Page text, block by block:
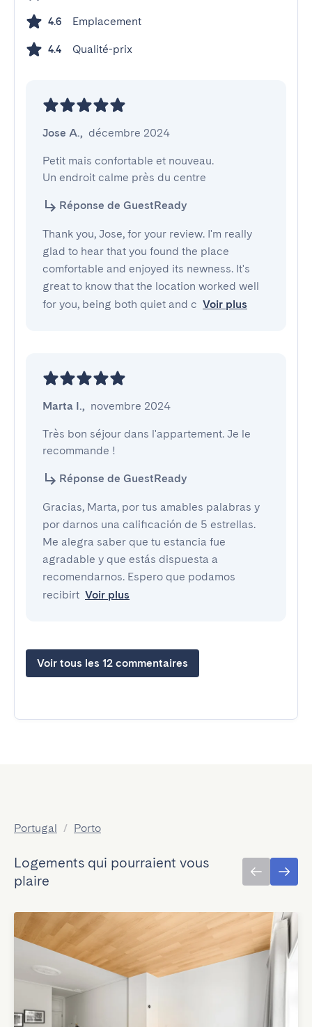
4.6 Emplacement
4.4 Qualité-prix
Jose A., décembre 2024
Petit mais confortable et nouveau.
Un endroit calme près du centre
Réponse de GuestReady
Thank you, Jose, for your review. I'm really
glad to hear that you found the place
comfortable and enjoyed its newness. It's
great to know that the location worked well
for you, being both quiet and c Voir plus
Marta I., novembre 2024
Très bon séjour dans l'appartement. Je le
recommande !
Réponse de GuestReady
Gracias, Marta, por tus amables palabras y
por darnos una calificación de 5 estrellas.
Me alegra saber que tu estancia fue
agradable y que estás dispuesta a
recomendarnos. Espero que podamos
recibirt Voir plus
Voir tous les 12 commentaires
Portugal / Porto
Logements qui pourraient vous
plaire